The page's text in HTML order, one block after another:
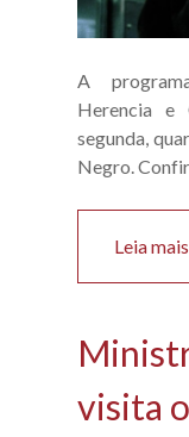
A
Herencia e
segunda,
Negro.
Leia
visita